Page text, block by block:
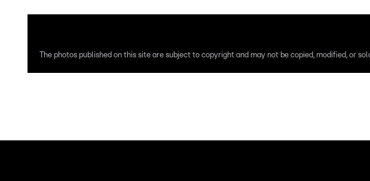
The photos published on this site are subject to copyright and may not be copied, modified, or